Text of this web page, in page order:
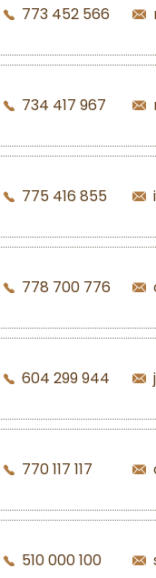
773 452 566
734 417 967
775 416 855
778 700 776
604 299 944
770 117 117
510 000 100